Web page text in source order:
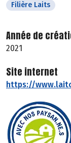
Filière Laits
Année de
2021
Site internet
https://